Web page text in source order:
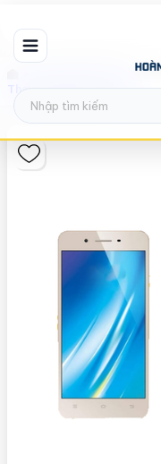
Thay màn hình Vivo Y53s